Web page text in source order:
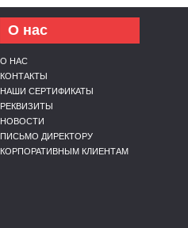
О нас
О НАС
КОНТАКТЫ
НАШИ СЕРТИФИКАТЫ
РЕКВИЗИТЫ
НОВОСТИ
ПИСЬМО ДИРЕКТОРУ
КОРПОРАТИВНЫМ КЛИЕНТАМ